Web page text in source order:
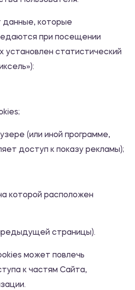
которые
при посещении
установлен статистический
(или иной программе,
доступ к показу рекламы);
которой расположен
страницы).
может повлечь
к частям Сайта,